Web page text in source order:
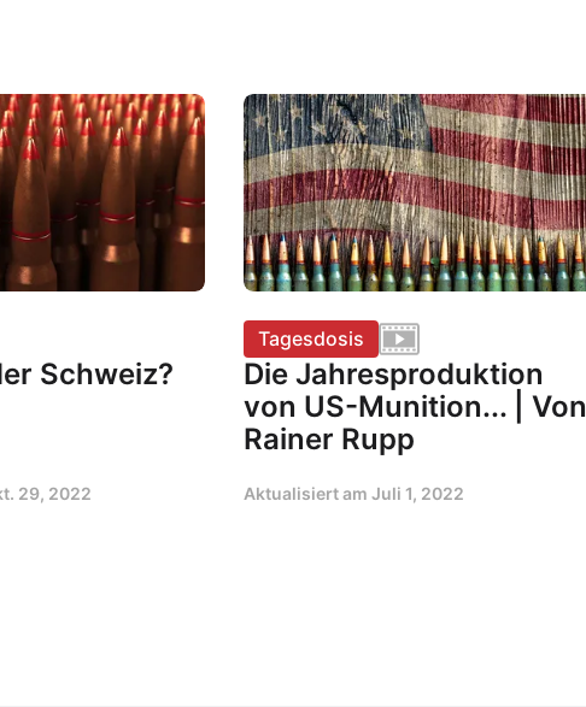
Schweiz?
29, 2022
Tagesdosis
Die Jahresproduktion
von US-Munition... | Von
Rainer Rupp
Aktualisiert am Juli 1, 2022